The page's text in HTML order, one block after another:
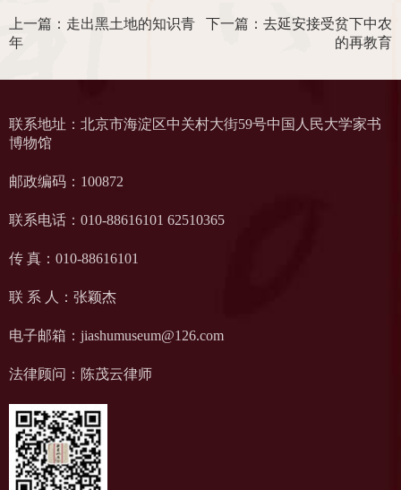
上一篇：走出黑土地的知识青
年
下一篇：去延安接受贫下中农
的再教育
联系地址：北京市海淀区中关村大街59号中国人民大学家书
博物馆
邮政编码：100872
联系电话：010-88616101 62510365
传 真：010-88616101
联 系 人：张颖杰
电子邮箱：jiashumuseum@126.com
法律顾问：陈茂云律师